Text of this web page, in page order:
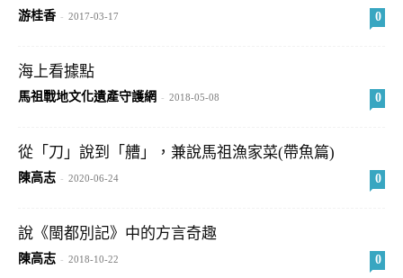
游桂香 - 2017-03-17 0
海上看據點
馬祖戰地文化遺產守護網 - 2018-05-08 0
從「刀」說到「艚」，兼說馬祖漁家菜(帶魚篇)
陳高志 - 2020-06-24 0
說《閩都別記》中的方言奇趣
陳高志 - 2018-10-22 0